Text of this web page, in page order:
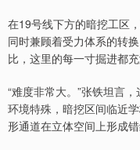
在19号线下方的暗挖工区
同时兼顾着受力体系的转
比，这里的每一寸掘进都充
“难度非常大。”张铁坦言
环境特殊，暗挖区间临近
形通道在立体空间上形成错